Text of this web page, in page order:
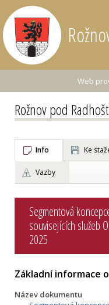
Web
Rožnov pod
Info Ke
Vazby
Segmentová
souvisejících služeb
2025
Základní informace
Název dokumentu